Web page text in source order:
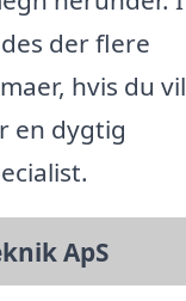
der flere
hvis du
en dygtig
ApS